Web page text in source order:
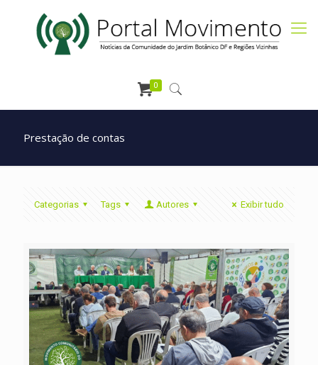
0
Prestação de contas
Categorias Tags Autores Exibir tudo